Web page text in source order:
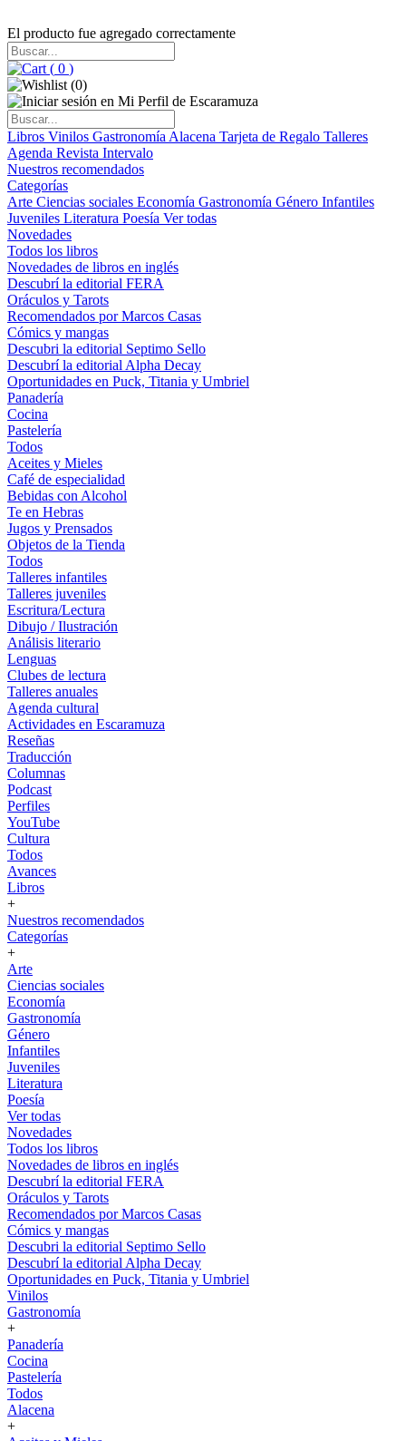
El producto fue agregado correctamente
( 0 )
(0)
Libros Vinilos Gastronomía Alacena Tarjeta de Regalo Talleres
Agenda Revista Intervalo
Nuestros recomendados
Categorías
Arte Ciencias sociales Economía Gastronomía Género Infantiles
Juveniles Literatura Poesía Ver todas
Novedades
Todos los libros
Novedades de libros en inglés
Descubrí la editorial FERA
Oráculos y Tarots
Recomendados por Marcos Casas
Cómics y mangas
Descubri la editorial Septimo Sello
Descubrí la editorial Alpha Decay
Oportunidades en Puck, Titania y Umbriel
Panadería
Cocina
Pastelería
Todos
Aceites y Mieles
Café de especialidad
Bebidas con Alcohol
Te en Hebras
Jugos y Prensados
Objetos de la Tienda
Todos
Talleres infantiles
Talleres juveniles
Escritura/Lectura
Dibujo / Ilustración
Análisis literario
Lenguas
Clubes de lectura
Talleres anuales
Agenda cultural
Actividades en Escaramuza
Reseñas
Traducción
Columnas
Podcast
Perfiles
YouTube
Cultura
Todos
Avances
Libros
+
Nuestros recomendados
Categorías
+
Arte
Ciencias sociales
Economía
Gastronomía
Género
Infantiles
Juveniles
Literatura
Poesía
Ver todas
Novedades
Todos los libros
Novedades de libros en inglés
Descubrí la editorial FERA
Oráculos y Tarots
Recomendados por Marcos Casas
Cómics y mangas
Descubri la editorial Septimo Sello
Descubrí la editorial Alpha Decay
Oportunidades en Puck, Titania y Umbriel
Vinilos
Gastronomía
+
Panadería
Cocina
Pastelería
Todos
Alacena
+